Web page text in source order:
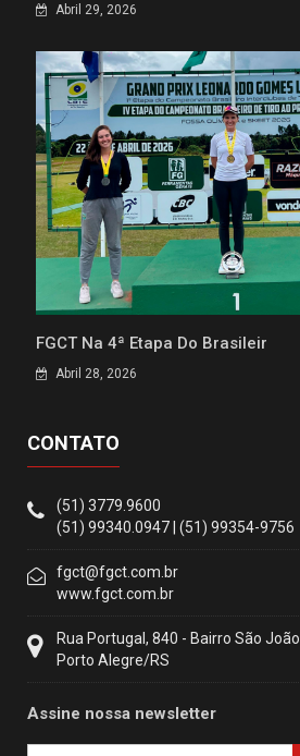
Abril 29, 2026
FGCT Na 4ª Etapa Do Brasileir
Abril 28, 2026
CONTATO
(51) 3779.9600
(51) 99340.0947 | (51) 99354-9756
fgct@fgct.com.br
www.fgct.com.br
Rua Portugal, 840 - Bairro São João
Porto Alegre/RS
Assine nossa newsletter